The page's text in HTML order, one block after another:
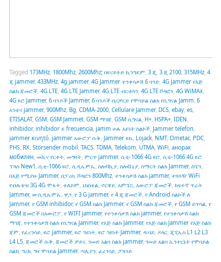
Tagged 173MHz, 1800Mhz, 2600Mhz; በዩናይትድ ኪንግደም 3 ጂ 3 ጂ 2100, 315MHz, 4
ጂ jammer, 433MHz, 4g jammer, 4G Jammer ተንቀሳቃሽ 6 ባንድ, 4G Jammer የእጅ
ስልክ ጃመሮች, 4G LTE, 4G LTE Jammer, 4G LTE ብርቱካን, 4G LTE ቮዳፎን, 4G WiMAx,
4G ዩሮ Jammer, 6 ባንዶች Jammer, 6 ባንዶች በሪቻርድ የሞባይል ስልክ የሲግናል Jamm 6
አንቴና jammer, 900Mhz, Bg CDMA-2000, Cellulare Jammer, DCS, ebay, es,
ETISALAT, GSM, GSM Jammet, GSM ማገጃ GSM ሲግናል H+, HSPA+, IDEN
inhibidor, inhibidor ደ frecuencia, jamm ሁሉ አይነት ስልኮች, Jammer telefon
jammer κινητό, jammer አውሮፓ ሱቅ Jammer ዩኬ, Lojack, NMT, Ometac, PDC,
PHS, RX, Störsender mobil TACS, TDMA, Telekom UTMA, WiFi анорак
мобилен, መኪና የርቀት, መግዛት, ምርጥ jammer, ሲቲ-1066 4G ዩሮ ሲቲ-1066 4G ዩሮ
ፕላስ New1 ሲቲ-1066 ዩሮ ሲዲኤምኤ ስሎቫኪያ, ስሎቬኒያ, ስማርት ስልክ Jammer, ስፔን,
በእጅ የሚያዙ Jammer, በፓሪስ, ቮዳፎን 800Mhz, ተንቀሳቃሽ ስልክ jammer, ተጓጓዥ WiFi
የብሉቱዝ 3G 4G ሞፋት, ቴሌኮም ኔክስቴል ኖርዌይ, አምፔር, አውሮፓ ጃመሮች, ከፍተኛ ጥራት
Jammer, ወ-ሲዲኤምኤ ዋጋ, የ 3 G jammer, የ 4 ጂ ጃመሮች, የ Android ስልኮች ለ
Jammer, የ GSM inhibidor, የ GSM ስልክ Jammer, የ GSM ስልክ ጃመሮች, የ GSM ይጥሳል የ
GSM ጃመሮች በአውሮፓ, የ WIFI jammer, የተንቀሳቃሽ ስልክ jammer, የተንቀሳቃሽ ስልክ
ማገጃ የተንቀሳቃሽ ስልክ የሲግናል Jammer, የእጅ ስልክ Jammer, የእጅ ስልክ Jammer የእጅ ስልክ
ጃም የፈረንሳይ, ዩሮ jammer, ዩሮ ዓይነት, ዩሮ ዓይነት Jammer, ዱባይ, ዶላር, ጂፒኤስ L1 L2 L3
L4 L5, ጃመሮች ሱቅ ጃመሮች ቻይና, ገመድ አልባ ስልክ jammer, ገመድ አልባ ኢንተርኔት የሞባይል
ስልክ, ግሪክ, ግዛ ሞባይል Jammer, ጣሊያን, ፈረንሳይ, ፖላንድ